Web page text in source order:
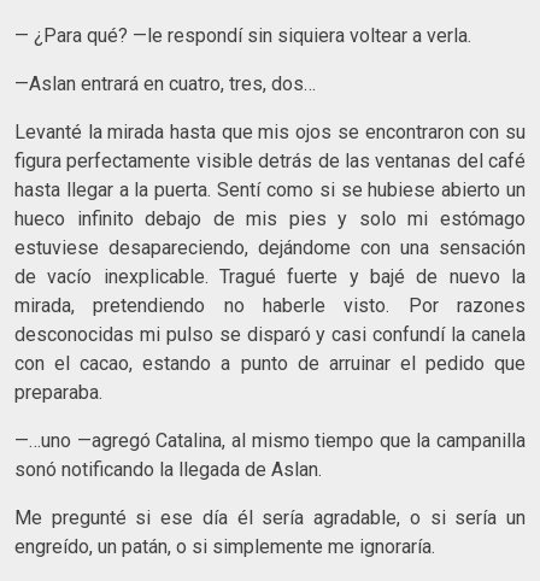
— ¿Para qué? —le respondí sin siquiera voltear a verla.
—Aslan entrará en cuatro, tres, dos…
Levanté la mirada hasta que mis ojos se encontraron con su
figura perfectamente visible detrás de las ventanas del café
hasta llegar a la puerta. Sentí como si se hubiese abierto un
hueco infinito debajo de mis pies y solo mi estómago
estuviese desapareciendo, dejándome con una sensación
de vacío inexplicable. Tragué fuerte y bajé de nuevo la
mirada, pretendiendo no haberle visto. Por razones
desconocidas mi pulso se disparó y casi confundí la canela
con el cacao, estando a punto de arruinar el pedido que
preparaba.
—…uno —agregó Catalina, al mismo tiempo que la campanilla
sonó notificando la llegada de Aslan.
Me pregunté si ese día él sería agradable, o si sería un
engreído, un patán, o si simplemente me ignoraría.